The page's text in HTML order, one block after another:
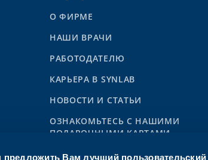
Вам лучший пользовательский
О ФИРМЕ
НАШИ ВРАЧИ
РАБОТОДАТЕЛЮ
КАРЬЕРА В SYNLAB
НОВОСТИ И СТАТЬИ
ОЗНАКОМЬТЕСЬ С НАШИМИ
ПОДАРОЧНЫМИ КАРТАМИ